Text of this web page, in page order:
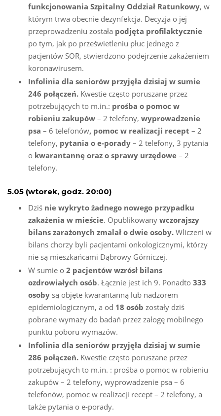
funkcjonowania Szpitalny Oddział Ratunkowy, w
którym trwa obecnie dezynfekcja. Decyzja o jej
przeprowadzeniu została podjęta profilaktycznie
po tym, jak po prześwietleniu płuc jednego z
pacjentów SOR, stwierdzono podejrzenie zakażeniem
koronawirusem.
Infolinia dla seniorów przyjęła dzisiaj w sumie
246 połączeń. Kwestie często poruszane przez
potrzebujących to m.in.: prośba o pomoc w
robieniu zakupów – 2 telefony, wyprowadzenie
psa – 6 telefonów, pomoc w realizacji recept – 2
telefony, pytania o e-porady – 2 telefony, 3 pytania
o kwarantannę oraz o sprawy urzędowe – 2
telefony.
5.05 (wtorek, godz. 20:00)
Dziś nie wykryto żadnego nowego przypadku
zakażenia w mieście. Opublikowany wczorajszy
bilans zarażonych zmalał o dwie osoby. Wliczeni w
bilans chorzy byli pacjentami onkologicznymi, którzy
nie są mieszkańcami Dąbrowy Górniczej.
W sumie o 2 pacjentów wzrósł bilans
ozdrowiałych osób. Łącznie jest ich 9. Ponadto 333
osoby są objęte kwarantanną lub nadzorem
epidemiologicznym, a od 18 osób zostały dziś
pobrane wymazy do badań przez załogę mobilnego
punktu poboru wymazów.
Infolinia dla seniorów przyjęła dzisiaj w sumie
286 połączeń. Kwestie często poruszane przez
potrzebujących to m.in. : prośba o pomoc w robieniu
zakupów – 2 telefony, wyprowadzenie psa – 6
telefonów, pomoc w realizacji recept – 2 telefony, a
także pytania o e-porady.